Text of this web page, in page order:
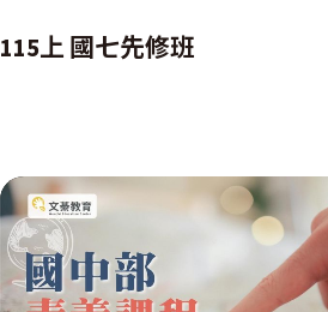
115上 國七先修班